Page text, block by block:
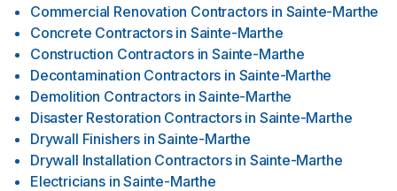
Commercial Renovation Contractors in Sainte-Marthe
Concrete Contractors in Sainte-Marthe
Construction Contractors in Sainte-Marthe
Decontamination Contractors in Sainte-Marthe
Demolition Contractors in Sainte-Marthe
Disaster Restoration Contractors in Sainte-Marthe
Drywall Finishers in Sainte-Marthe
Drywall Installation Contractors in Sainte-Marthe
Electricians in Sainte-Marthe